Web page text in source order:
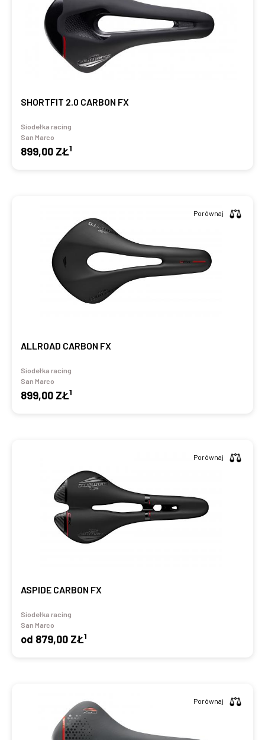
SHORTFIT 2.0 CARBON FX
Siodełka racing
San Marco
899,00 ZŁ1
ALLROAD CARBON FX
Siodełka racing
San Marco
899,00 ZŁ1
Porównaj
ASPIDE CARBON FX
Siodełka racing
San Marco
od 879,00 ZŁ1
Porównaj
Porównaj